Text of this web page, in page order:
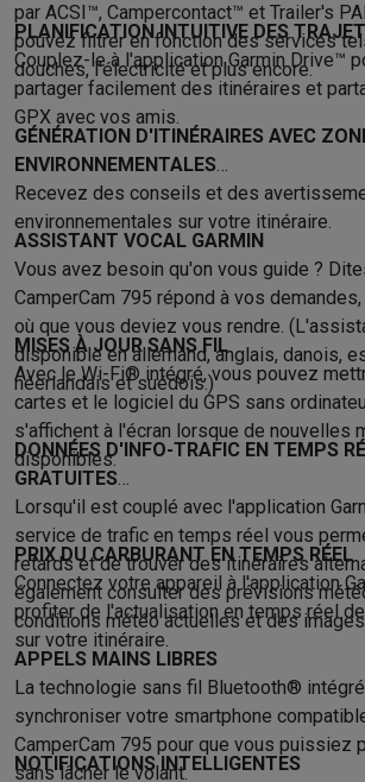
Sécurité & protectionCaméras de
Paiement connectéTerminaux de paiement
Ambiance & confortÉclairagePanneaux
Divertissement
Smart TV Enceintes
CuisineRéfrigérateurs connectésLave-
Ménage & santéLave-linge connectés
Produits éco
Éco-chèques
Éco-chèques infoTous les produits éco
Reconditionné
Smartphones reconditionnés Tablettes
Ménage
Machines à laver avec des éco-chèques
Petits appareils de cuisine
Petits appareils de cuisine avec des éco-
Grands appareils de cuisine
Lave-vaisselle avec des éco-chèques
Climatiseurs
Climatiseurs avec des éco-chèques
TV & audio
TV avec des éco-chequesEnceintes
Multimédie & téléphonie
Smartphones avec des éco-cheques
En route
Trottinettes électriques avec des éco-
Initiatives écologiques
ImpactÉconomies d'énergieRecyclez
par ACSI™, Campercontact™ et Trailer's
pouvez filtrer en fonction des services
douches, l'électricité et plus encore.
PLANIFICATION INTUITIVE DES
Couplez-le à l'application Garmin Drive™
partager facilement des itinéraires et
GPX avec vos amis.
GÉNÉRATION D'ITINÉRAIRES AVEC
ENVIRONNEMENTALES
Recevez des conseils et des
environnementales sur votre itinéraire.
ASSISTANT VOCAL GARMIN
Vous avez besoin qu'on vous guide ?
CamperCam 795 répond à vos
où que vous deviez vous rendre.
disponible en allemand, anglais, danois,
néerlandais et suédois.)
MISES À JOUR SANS FIL
Avec le Wi-Fi® intégré, vous pouvez
cartes et le logiciel du GPS sans
s'affichent à l'écran lorsque de nouvelles
disponibles.
DONNÉES D'INFO-TRAFIC EN TEMPS
GRATUITES
Lorsqu'il est couplé avec l'application
service de trafic en temps réel vous
retards et de trouver des itinéraires
également consulter des prévisions
conditions météo actuelles et des
PRIX DU CARBURANT EN TEMPS RÉEL
Connectez votre appareil à l'application
profiter de l'actualisation en temps réel
sur votre itinéraire.
APPELS MAINS LIBRES
La technologie sans fil Bluetooth®
synchroniser votre smartphone
CamperCam 795 pour que vous puissiez
sans lâcher le volant.
NOTIFICATIONS INTELLIGENTES